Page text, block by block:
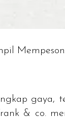
gaya,
& co.